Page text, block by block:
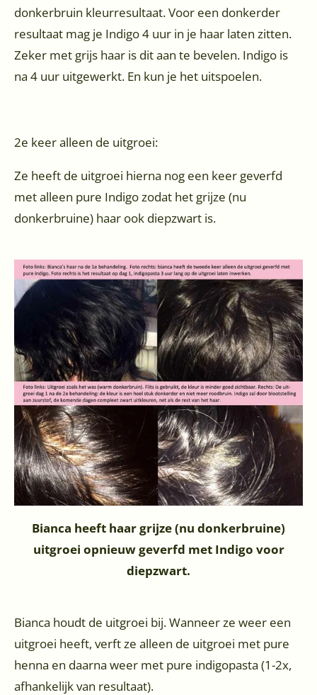
donkerbruin kleurresultaat. Voor een donkerder
resultaat mag je Indigo 4 uur in je haar laten zitten.
Zeker met grijs haar is dit aan te bevelen. Indigo is
na 4 uur uitgewerkt. En kun je het uitspoelen.
2e keer alleen de uitgroei:
Ze heeft de uitgroei hierna nog een keer geverfd
met alleen pure Indigo zodat het grijze (nu
donkerbruine) haar ook diepzwart is.
Bianca heeft haar grijze (nu donkerbruine)
uitgroei opnieuw geverfd met Indigo voor
diepzwart.
Bianca houdt de uitgroei bij. Wanneer ze weer een
uitgroei heeft, verft ze alleen de uitgroei met pure
henna en daarna weer met pure indigopasta (1-2x,
afhankelijk van resultaat).